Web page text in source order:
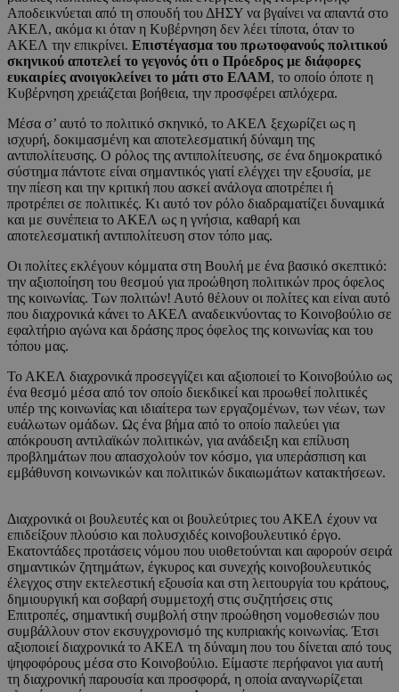
Αποδεικνύεται από τη σπουδή του ΔΗΣΥ να βγαίνει να απαντά στο
ΑΚΕΛ, ακόμα κι όταν η Κυβέρνηση δεν λέει τίποτα, όταν το
ΑΚΕΛ την επικρίνει. Επιστέγασμα του πρωτοφανούς πολιτικού
σκηνικού αποτελεί το γεγονός ότι ο Πρόεδρος με διάφορες
ευκαιρίες ανοιγοκλείνει το μάτι στο ΕΛΑΜ, το οποίο όποτε η
Κυβέρνηση χρειάζεται βοήθεια, την προσφέρει απλόχερα.
Μέσα σ’ αυτό το πολιτικό σκηνικό, το ΑΚΕΛ ξεχωρίζει ως η
ισχυρή, δοκιμασμένη και αποτελεσματική δύναμη της
αντιπολίτευσης. Ο ρόλος της αντιπολίτευσης, σε ένα δημοκρατικό
σύστημα πάντοτε είναι σημαντικός γιατί ελέγχει την εξουσία, με
την πίεση και την κριτική που ασκεί ανάλογα αποτρέπει ή
προτρέπει σε πολιτικές. Κι αυτό τον ρόλο διαδραματίζει δυναμικά
και με συνέπεια το ΑΚΕΛ ως η γνήσια, καθαρή και
αποτελεσματική αντιπολίτευση στον τόπο μας.
Οι πολίτες εκλέγουν κόμματα στη Βουλή με ένα βασικό σκεπτικό:
την αξιοποίηση του θεσμού για προώθηση πολιτικών προς όφελος
της κοινωνίας. Των πολιτών! Αυτό θέλουν οι πολίτες και είναι αυτό
που διαχρονικά κάνει το ΑΚΕΛ αναδεικνύοντας το Κοινοβούλιο σε
εφαλτήριο αγώνα και δράσης προς όφελος της κοινωνίας και του
τόπου μας.
Το ΑΚΕΛ διαχρονικά προσεγγίζει και αξιοποιεί το Κοινοβούλιο ως
ένα θεσμό μέσα από τον οποίο διεκδικεί και προωθεί πολιτικές
υπέρ της κοινωνίας και ιδιαίτερα των εργαζομένων, των νέων, των
ευάλωτων ομάδων. Ως ένα βήμα από το οποίο παλεύει για
απόκρουση αντιλαϊκών πολιτικών, για ανάδειξη και επίλυση
προβλημάτων που απασχολούν τον κόσμο, για υπεράσπιση και
εμβάθυνση κοινωνικών και πολιτικών δικαιωμάτων κατακτήσεων.
Διαχρονικά οι βουλευτές και οι βουλεύτριες του ΑΚΕΛ έχουν να
επιδείξουν πλούσιο και πολυσχιδές κοινοβουλευτικό έργο.
Εκατοντάδες προτάσεις νόμου που υιοθετούνται και αφορούν σειρά
σημαντικών ζητημάτων, έγκυρος και συνεχής κοινοβουλευτικός
έλεγχος στην εκτελεστική εξουσία και στη λειτουργία του κράτους,
δημιουργική και σοβαρή συμμετοχή στις συζητήσεις στις
Επιτροπές, σημαντική συμβολή στην προώθηση νομοθεσιών που
συμβάλλουν στον εκσυγχρονισμό της κυπριακής κοινωνίας. Έτσι
αξιοποιεί διαχρονικά το ΑΚΕΛ τη δύναμη που του δίνεται από τους
ψηφοφόρους μέσα στο Κοινοβούλιο. Είμαστε περήφανοι για αυτή
τη διαχρονική παρουσία και προσφορά, η οποία αναγνωρίζεται